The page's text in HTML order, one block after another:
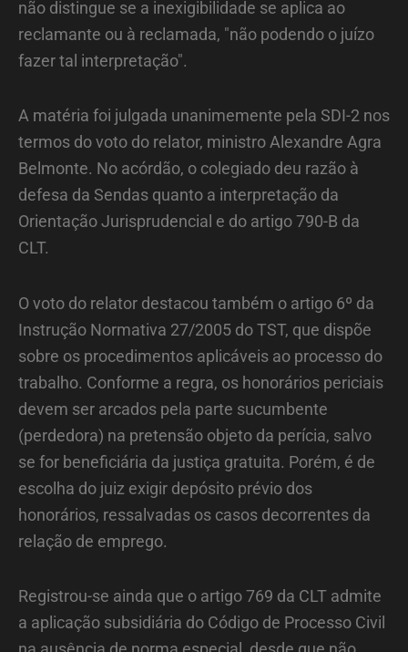
não distingue se a inexigibilidade se aplica ao
reclamante ou à reclamada, "não podendo o juízo
fazer tal interpretação".
A matéria foi julgada unanimemente pela SDI-2 nos
termos do voto do relator, ministro Alexandre Agra
Belmonte. No acórdão, o colegiado deu razão à
defesa da Sendas quanto a interpretação da
Orientação Jurisprudencial e do artigo 790-B da
CLT.
O voto do relator destacou também o artigo 6º da
Instrução Normativa 27/2005 do TST, que dispõe
sobre os procedimentos aplicáveis ao processo do
trabalho. Conforme a regra, os honorários periciais
devem ser arcados pela parte sucumbente
(perdedora) na pretensão objeto da perícia, salvo
se for beneficiária da justiça gratuita. Porém, é de
escolha do juiz exigir depósito prévio dos
honorários, ressalvadas os casos decorrentes da
relação de emprego.
Registrou-se ainda que o artigo 769 da CLT admite
a aplicação subsidiária do Código de Processo Civil